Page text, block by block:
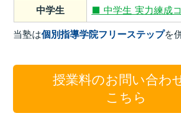
中学生
■ 中学生 実力練成
当塾は個別指導学院フリーステップを
授業料のお問い合わ
こちら